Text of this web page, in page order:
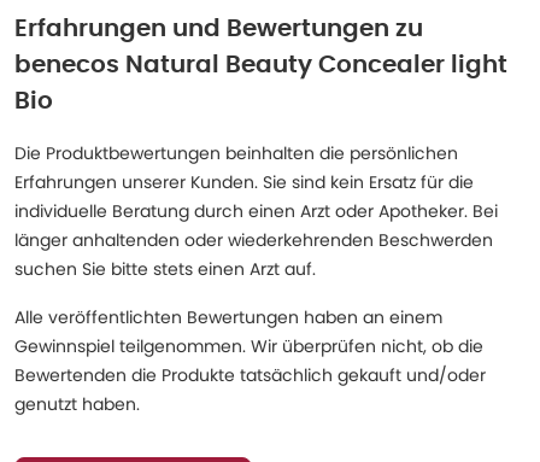
Erfahrungen und Bewertungen zu
benecos Natural Beauty Concealer light
Bio
Die Produktbewertungen beinhalten die persönlichen
Erfahrungen unserer Kunden. Sie sind kein Ersatz für die
individuelle Beratung durch einen Arzt oder Apotheker. Bei
länger anhaltenden oder wiederkehrenden Beschwerden
suchen Sie bitte stets einen Arzt auf.
Alle veröffentlichten Bewertungen haben an einem
Gewinnspiel teilgenommen. Wir überprüfen nicht, ob die
Bewertenden die Produkte tatsächlich gekauft und/oder
genutzt haben.